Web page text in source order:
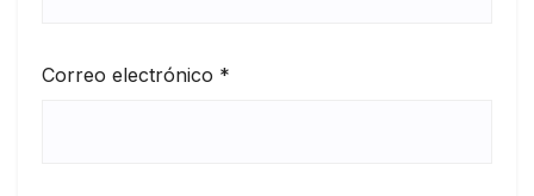
Correo electrónico *